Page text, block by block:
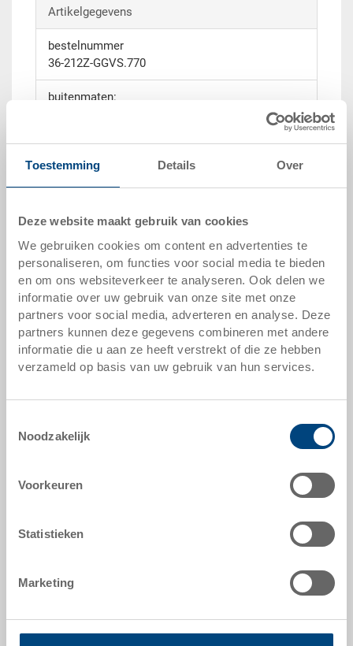
Toestemming Details Over
Deze website maakt gebruik van cookies
We gebruiken cookies om content en advertenties te
personaliseren, om functies voor social media te bieden
en om ons websiteverkeer te analyseren. Ook delen we
informatie over uw gebruik van onze site met onze
partners voor social media, adverteren en analyse. Deze
partners kunnen deze gegevens combineren met andere
informatie die u aan ze heeft verstrekt of die ze hebben
verzameld op basis van uw gebruik van hun services.
Noodzakelijk
Voorkeuren
Statistieken
Marketing
Artikelgegevens
bestelnummer
36-212Z-GGVS.770
buitenmaten:
kleur:
Behälter silbergrau, Deckel dunkelgrau |
andere kleuren op verzoek
verpakkingseenheid:
offerte aanvragen
technische gegevens
hulpmiddelen naar maat - onze specialiteit
veiligheid & bestelling